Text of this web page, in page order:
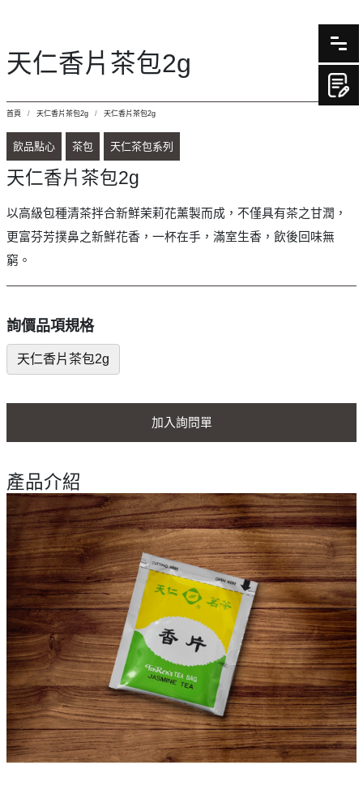
天仁香片茶包2g
首頁 天仁香片茶包2g 天仁香片茶包2g
飲品點心 茶包 天仁茶包系列
天仁香片茶包2g
以高級包種清茶拌合新鮮茉莉花薰製而成，不僅具有茶之甘潤，
更富芬芳撲鼻之新鮮花香，一杯在手，滿室生香，飲後回味無
窮。
詢價品項規格
天仁香片茶包2g
加入詢問單
產品介紹